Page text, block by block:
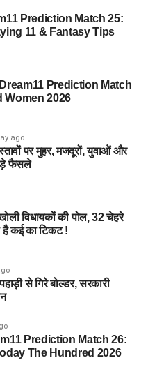
Prediction Match 25:
11 & Fantasy Tips
Prediction Match
Women 2026
ago
पर मुहर, मजदूरों, युवाओं और
फैसले
विधायकों की पोल, 32 चेहरे
कई का टिकट !
से गिरे बोल्डर, सरकारी
Prediction Match 26:
The Hundred 2026